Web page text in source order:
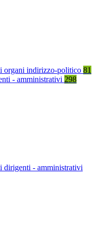
organi indirizzo-politico 81
- amministrativi 298
dirigenti - amministrativi